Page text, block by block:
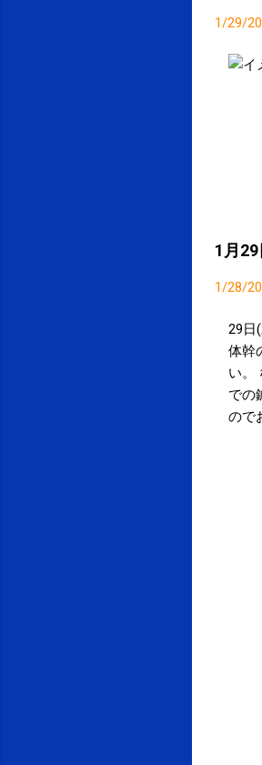
1/29/
1月29
1/28/
29日
体幹
い。
での
ので